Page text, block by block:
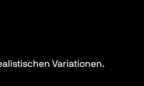
Variationen.